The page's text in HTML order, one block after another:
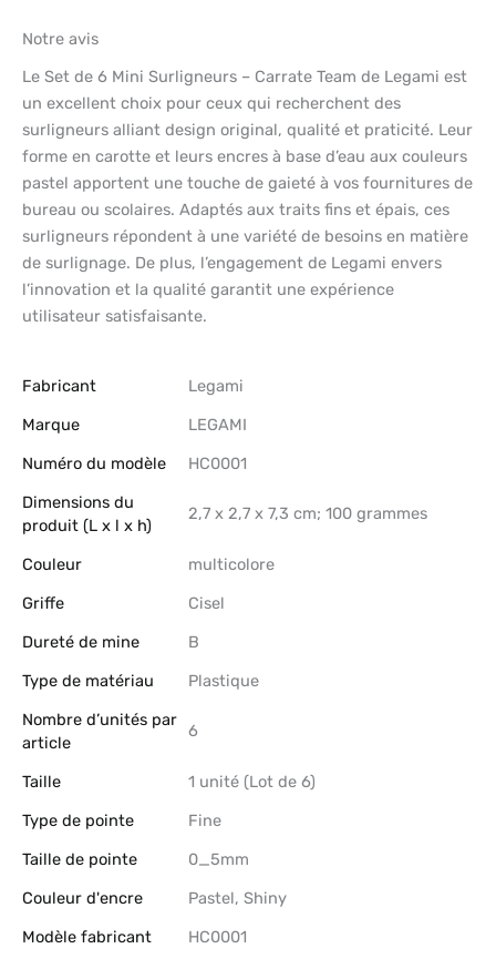
Notre avis
Le Set de 6 Mini Surligneurs – Carrate Team de Legami est
un excellent choix pour ceux qui recherchent des
surligneurs alliant design original, qualité et praticité. Leur
forme en carotte et leurs encres à base d’eau aux couleurs
pastel apportent une touche de gaieté à vos fournitures de
bureau ou scolaires. Adaptés aux traits fins et épais, ces
surligneurs répondent à une variété de besoins en matière
de surlignage. De plus, l’engagement de Legami envers
l’innovation et la qualité garantit une expérience
utilisateur satisfaisante.
Fabricant
‎Legami
Marque
‎LEGAMI
Numéro du modèle
‎HC0001
Dimensions du
produit (L x l x h)
‎2,7 x 2,7 x 7,3 cm; 100 grammes
Couleur
‎multicolore
Griffe
‎Cisel
Dureté de mine
‎B
Type de matériau
‎Plastique
Nombre d’unités par
article
‎6
Taille
‎1 unité (Lot de 6)
Type de pointe
‎Fine
Taille de pointe
‎0_5mm
Couleur d'encre
‎Pastel, Shiny
Modèle fabricant
‎HC0001